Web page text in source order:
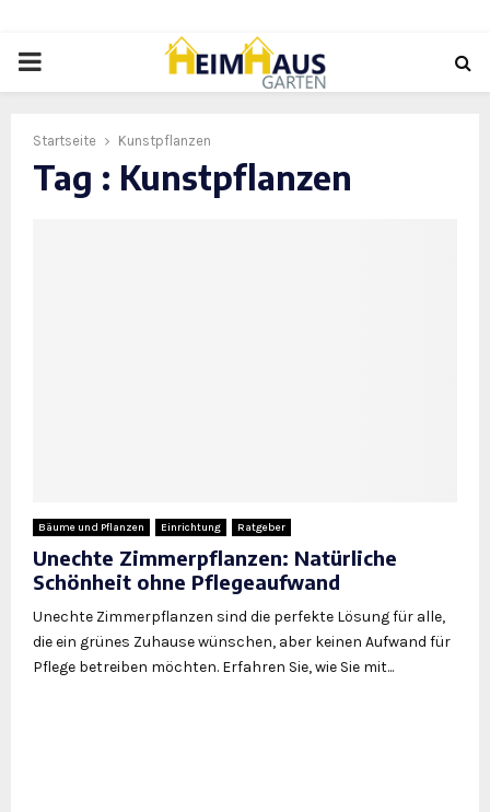
PRIMARY
Startseite Kunstpflanzen
Tag : Kunstpflanzen
Bäume und Pflanzen Einrichtung Ratgeber
Unechte Zimmerpflanzen: Natürliche
Schönheit ohne Pflegeaufwand
Unechte Zimmerpflanzen sind die perfekte Lösung für alle,
die ein grünes Zuhause wünschen, aber keinen Aufwand für
Pflege betreiben möchten. Erfahren Sie, wie Sie mit...